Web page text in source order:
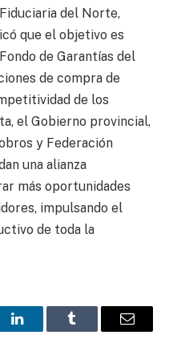
del Norte,
que el objetivo es
de Garantías del
de compra de
de los
el Gobierno provincial,
y Federación
una alianza
más oportunidades
impulsando el
de toda la
LinkedInTumblr Email